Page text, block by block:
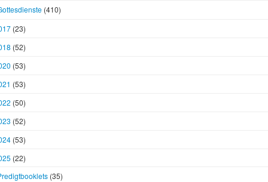
(410)
(23)
(52)
(53)
(53)
(50)
(52)
(53)
(22)
(35)